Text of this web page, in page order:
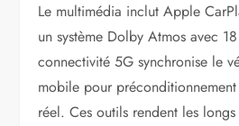
Le multimédia inclut Apple
un système Dolby Atmos avec
connectivité 5G synchronise le
mobile pour
réel. Ces outils rendent les